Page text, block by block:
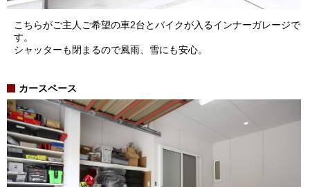
こちらがご主人ご希望の車2台とバイクが入るインナーガレージで
す。
シャッターも閉まるので風雨、雪にも安心。
カースペース